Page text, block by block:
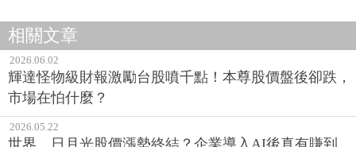
相關文章
2026.06.02
輝達怪物級財報激勵台股噴千點！本尊股價盤後卻跌，
市場在怕什麼？
2026.05.22
世界、日月光股價漲勢終結？企業導入AI後真有賺到